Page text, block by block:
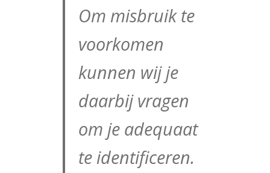
Om misbruik te
voorkomen
kunnen wij je
daarbij vragen
om je adequaat
te identificeren.